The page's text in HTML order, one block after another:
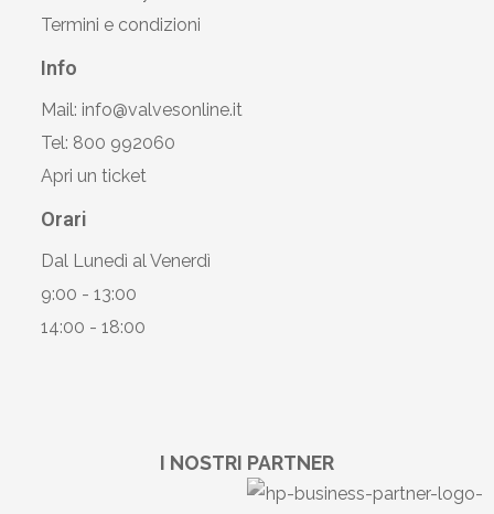
Termini e condizioni
Info
Mail: info@valvesonline.it
Tel: 800 992060
Apri un ticket
Orari
Dal Lunedì al Venerdì
9:00 - 13:00
14:00 - 18:00
I NOSTRI PARTNER